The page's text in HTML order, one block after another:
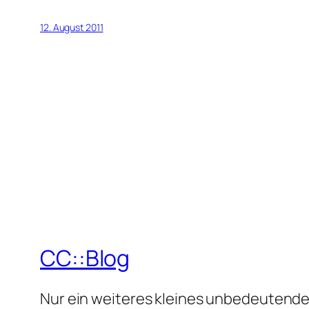
12. August 2011
CC::Blog
Nur ein weiteres kleines